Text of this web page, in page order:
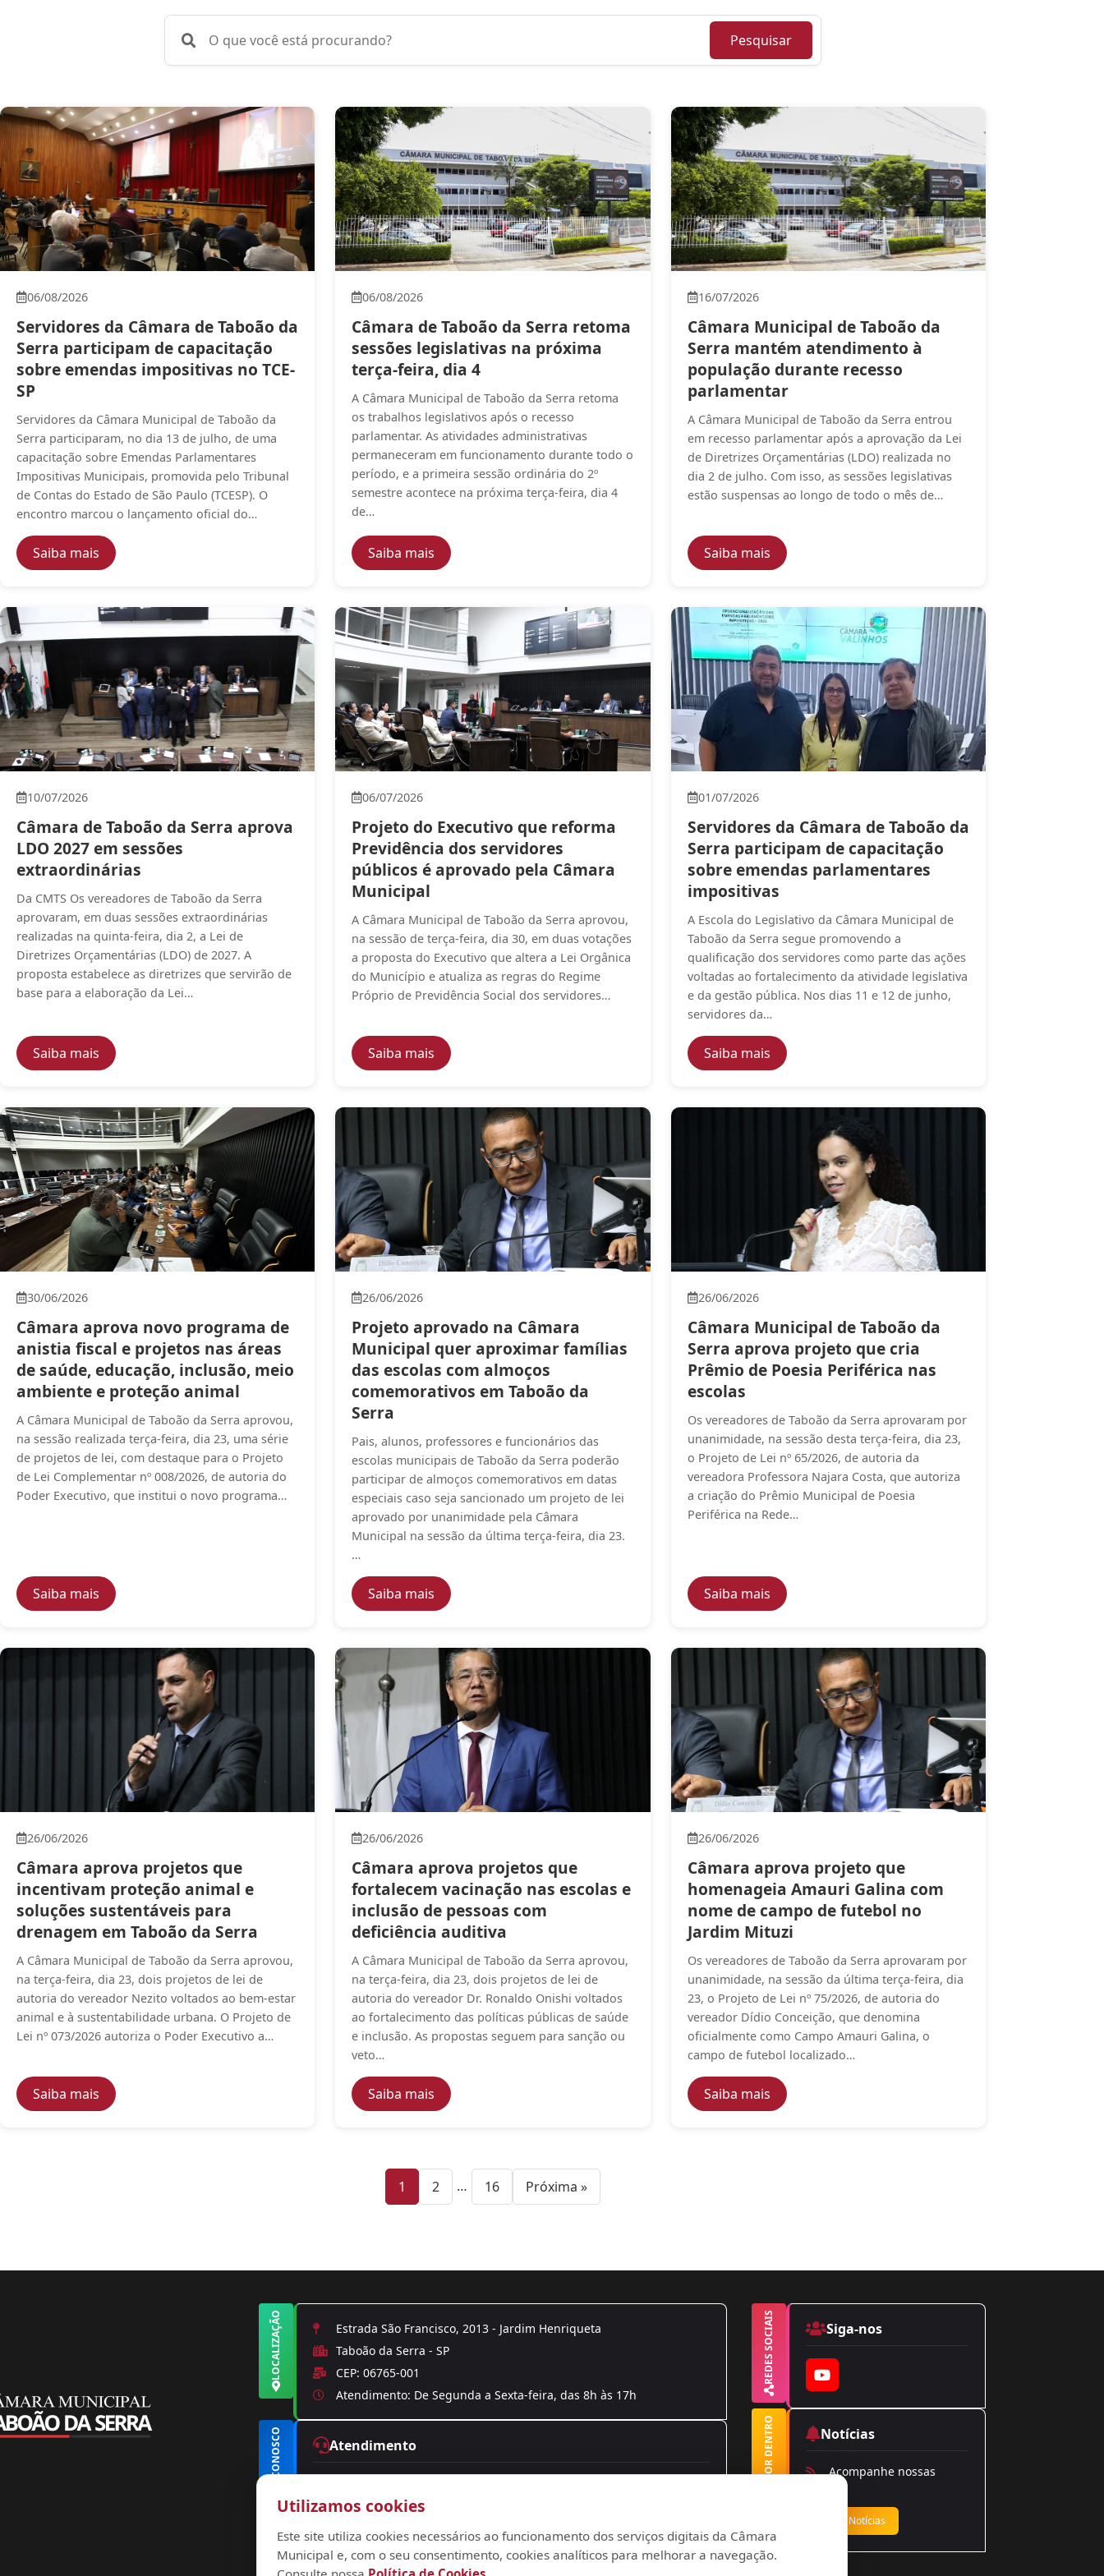
Pesquisar notícias
Pesquisar
06/08/2026
Servidores da Câmara de Taboão da
Serra participam de capacitação
sobre emendas impositivas no TCE-
SP
Servidores da Câmara Municipal de Taboão da
Serra participaram, no dia 13 de julho, de uma
capacitação sobre Emendas Parlamentares
Impositivas Municipais, promovida pelo Tribunal
de Contas do Estado de São Paulo (TCESP). O
encontro marcou o lançamento oficial do…
Saiba mais — Servidores da Câmara de Taboão da Serra participam de capacitação sobre emendas impositivas no TCE-SP
06/08/2026
Câmara de Taboão da Serra retoma
sessões legislativas na próxima
terça-feira, dia 4
A Câmara Municipal de Taboão da Serra retoma
os trabalhos legislativos após o recesso
parlamentar. As atividades administrativas
permaneceram em funcionamento durante todo o
período, e a primeira sessão ordinária do 2º
semestre acontece na próxima terça-feira, dia 4
de…
Saiba mais — Câmara de Taboão da Serra retoma sessões legislativas na próxima terça-feira, dia 4
16/07/2026
Câmara Municipal de Taboão da
Serra mantém atendimento à
população durante recesso
parlamentar
A Câmara Municipal de Taboão da Serra entrou
em recesso parlamentar após a aprovação da Lei
de Diretrizes Orçamentárias (LDO) realizada no
dia 2 de julho. Com isso, as sessões legislativas
estão suspensas ao longo de todo o mês de…
Saiba mais— Câmara Municipal de Taboão da Serra mantém
10/07/2026
Câmara de Taboão da Serra aprova
LDO 2027 em sessões
extraordinárias
Da CMTS Os vereadores de Taboão da Serra
aprovaram, em duas sessões extraordinárias
realizadas na quinta-feira, dia 2, a Lei de
Diretrizes Orçamentárias (LDO) de 2027. A
proposta estabelece as diretrizes que servirão de
base para a elaboração da Lei…
Saiba mais — Câmara de Taboão da Serra aprova LDO 2027 em sessões extraordinárias
06/07/2026
Projeto do Executivo que reforma
Previdência dos servidores
públicos é aprovado pela Câmara
Municipal
A Câmara Municipal de Taboão da Serra aprovou,
na sessão de terça-feira, dia 30, em duas votações
a proposta do Executivo que altera a Lei Orgânica
do Município e atualiza as regras do Regime
Próprio de Previdência Social dos servidores…
Saiba mais — Projeto do Executivo que reforma Previdência dos servidores públicos é aprovado pela Câmara
01/07/2026
Servidores da Câmara de Taboão da
Serra participam de capacitação
sobre emendas parlamentares
impositivas
A Escola do Legislativo da Câmara Municipal de
Taboão da Serra segue promovendo a
qualificação dos servidores como parte das ações
voltadas ao fortalecimento da atividade legislativa
e da gestão pública. Nos dias 11 e 12 de junho,
servidores da…
Saiba mais— Servidores da Câmara de Taboão da Serra
30/06/2026
Câmara aprova novo programa de
anistia fiscal e projetos nas áreas
de saúde, educação, inclusão, meio
ambiente e proteção animal
A Câmara Municipal de Taboão da Serra aprovou,
na sessão realizada terça-feira, dia 23, uma série
de projetos de lei, com destaque para o Projeto
de Lei Complementar nº 008/2026, de autoria do
Poder Executivo, que institui o novo programa…
Saiba mais — Câmara aprova novo programa de anistia fiscal e projetos nas áreas de saúde, educação, inclusão, meio ambiente e proteção animal
26/06/2026
Projeto aprovado na Câmara
Municipal quer aproximar famílias
das escolas com almoços
comemorativos em Taboão da
Serra
Pais, alunos, professores e funcionários das
escolas municipais de Taboão da Serra poderão
participar de almoços comemorativos em datas
especiais caso seja sancionado um projeto de lei
aprovado por unanimidade pela Câmara
Municipal na sessão da última terça-feira, dia 23.
…
Saiba mais — Projeto aprovado na Câmara Municipal quer aproximar famílias das escolas com almoços
26/06/2026
Câmara Municipal de Taboão da
Serra aprova projeto que cria
Prêmio de Poesia Periférica nas
escolas
Os vereadores de Taboão da Serra aprovaram por
unanimidade, na sessão desta terça-feira, dia 23,
o Projeto de Lei nº 65/2026, de autoria da
vereadora Professora Najara Costa, que autoriza
a criação do Prêmio Municipal de Poesia
Periférica na Rede…
Saiba mais— Câmara Municipal de Taboão da Serra aprova
26/06/2026
Câmara aprova projetos que
incentivam proteção animal e
soluções sustentáveis para
drenagem em Taboão da Serra
A Câmara Municipal de Taboão da Serra aprovou,
na terça-feira, dia 23, dois projetos de lei de
autoria do vereador Nezito voltados ao bem-estar
animal e à sustentabilidade urbana. O Projeto de
Lei nº 073/2026 autoriza o Poder Executivo a…
Saiba mais — Câmara aprova projetos que incentivam proteção animal e soluções sustentáveis para drenagem em Taboão da Serra
26/06/2026
Câmara aprova projetos que
fortalecem vacinação nas escolas e
inclusão de pessoas com
deficiência auditiva
A Câmara Municipal de Taboão da Serra aprovou,
na terça-feira, dia 23, dois projetos de lei de
autoria do vereador Dr. Ronaldo Onishi voltados
ao fortalecimento das políticas públicas de saúde
e inclusão. As propostas seguem para sanção ou
veto…
Saiba mais — Câmara aprova projetos que fortalecem vacinação nas escolas e inclusão de pessoas com deficiência
26/06/2026
Câmara aprova projeto que
homenageia Amauri Galina com
nome de campo de futebol no
Jardim Mituzi
Os vereadores de Taboão da Serra aprovaram por
unanimidade, na sessão da última terça-feira, dia
23, o Projeto de Lei nº 75/2026, de autoria do
vereador Dídio Conceição, que denomina
oficialmente como Campo Amauri Galina, o
campo de futebol localizado…
Saiba mais— Câmara aprova projeto que homenageia Amauri
1 — página
2 — página
… 16— páginaPróxima »
LOCALIZAÇÃO
Estrada São Francisco, 2013 - Jardim Henriqueta
Taboão da Serra - SP
CEP: 06765-001
Atendimento: De Segunda a Sexta-feira, das 8h às 17h
FALE CONOSCO Atendimento
contato@camarataboao.sp.gov.br
ouvidoria@camarataboao.sp.gov.br
REDES SOCIAIS Siga-nos
YouTube
FIQUE POR DENTRO Notícias
Acompanhe nossas
notícias
Ver Notícias
Utilizamos cookies
Este site utiliza cookies necessários ao funcionamento dos serviços digitais da Câmara
Municipal e, com o seu consentimento, cookies analíticos para melhorar a navegação.